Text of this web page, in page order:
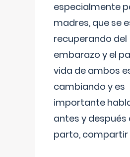
especialmente
madres, que se
recuperando del
embarazo y el
vida de ambos
cambiando y es
importante
antes y después
parto, compartir